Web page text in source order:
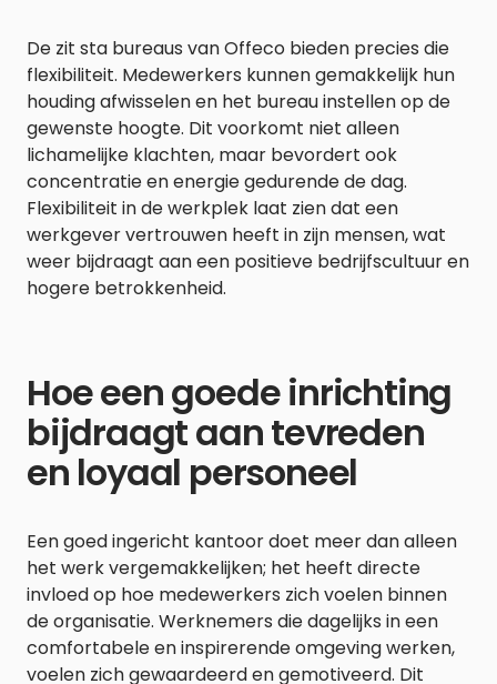
De zit sta bureaus van Offeco bieden precies die
flexibiliteit. Medewerkers kunnen gemakkelijk hun
houding afwisselen en het bureau instellen op de
gewenste hoogte. Dit voorkomt niet alleen
lichamelijke klachten, maar bevordert ook
concentratie en energie gedurende de dag.
Flexibiliteit in de werkplek laat zien dat een
werkgever vertrouwen heeft in zijn mensen, wat
weer bijdraagt aan een positieve bedrijfscultuur en
hogere betrokkenheid.
Hoe een goede inrichting
bijdraagt aan tevreden
en loyaal personeel
Een goed ingericht kantoor doet meer dan alleen
het werk vergemakkelijken; het heeft directe
invloed op hoe medewerkers zich voelen binnen
de organisatie. Werknemers die dagelijks in een
comfortabele en inspirerende omgeving werken,
voelen zich gewaardeerd en gemotiveerd. Dit